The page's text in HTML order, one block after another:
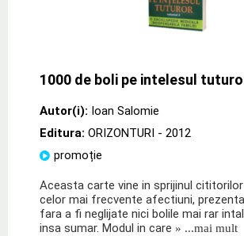
1000 de boli pe intelesul
Autor(i): Ioan Salomie
Editura: ORIZONTURI - 2012
promoție
Aceasta carte vine in sprijinul
celor mai frecvente afectiuni,
fara a fi neglijate nici bolile mai rar
insa sumar. Modul in care » ...mai mult